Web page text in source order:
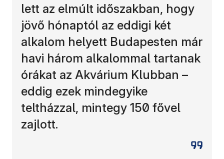
lett az elmúlt időszakban, hogy
jövő hónaptól az eddigi két
alkalom helyett Budapesten már
havi három alkalommal tartanak
órákat az Akvárium Klubban –
eddig ezek mindegyike
teltházzal, mintegy 150 fővel
zajlott.